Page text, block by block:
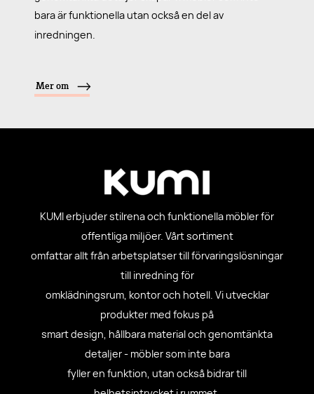
bara är funktionella utan också en del av
inredningen.
Mer om
KUMI erbjuder stilrena och funktionella möbler för
offentliga miljöer. Vårt sortiment
omfattar allt från arbetsplatser till förvaringslösningar
till inredning för
omklädningsrum, kontor och hotell. Vi utvecklar
produkter med fokus på
smart design, hållbara material och genomtänkta
detaljer - möbler som inte bara
fyller en funktion, utan också bidrar till